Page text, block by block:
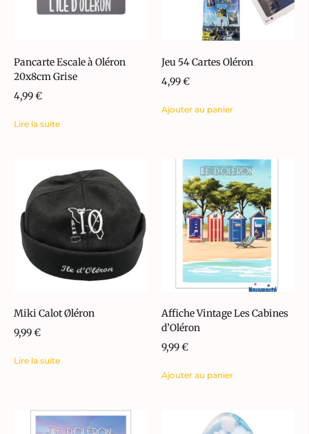
Pancarte Escale à Oléron
20x8cm Grise
4,99€
Lire la suite
Jeu 54 Cartes Oléron
4,99€
Ajouter au panier
Miki Calot Øléron
9,99€
Lire la suite
Affiche Vintage Les Cabines
d’Oléron
9,99€
Ajouter au panier